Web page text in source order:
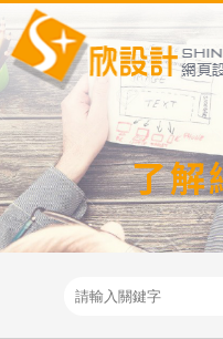
了解